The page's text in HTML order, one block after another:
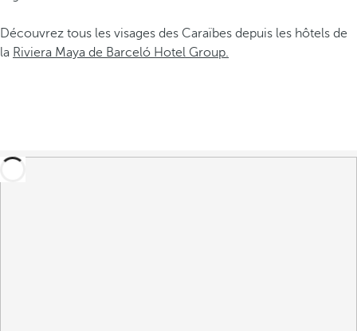
Découvrez tous les visages des Caraïbes depuis les hôtels de
la Riviera Maya de Barceló Hotel Group.